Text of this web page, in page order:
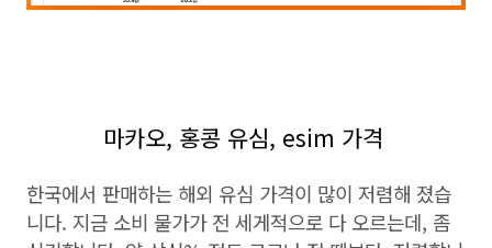
마카오, 홍콩 유심, esim 가격
한국에서 판매하는 해외 유심 가격이 많이 저렴해 졌습
니다. 지금 소비 물가가 전 세게적으로 다 오르는데, 좀